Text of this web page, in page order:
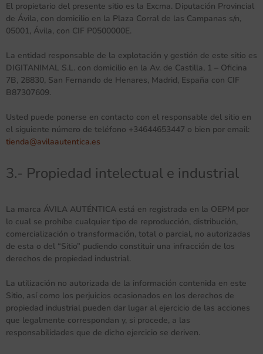
El propietario del presente sitio es la Excma. Diputación Provincial
de Ávila, con domicilio en la Plaza Corral de las Campanas s/n,
05001, Ávila, con CIF P0500000E.
La entidad responsable de la explotación y gestión de este sitio es
DIGITANIMAL S.L. con domicilio en la Av. de Castilla, 1 – Oficina
7B, 28830, San Fernando de Henares, Madrid, España con CIF
B87307609.
Usted puede ponerse en contacto con el responsable del sitio en
el siguiente número de teléfono +34644653447 o bien por email:
tienda@avilaautentica.es
3.- Propiedad intelectual e industrial
La marca ÁVILA AUTÉNTICA está en registrada en la OEPM por
lo cual se prohíbe cualquier tipo de reproducción, distribución,
comercialización o transformación, total o parcial, no autorizadas
de esta o del “Sitio” pudiendo constituir una infracción de los
derechos de propiedad industrial.
La utilización no autorizada de la información contenida en este
Sitio, así como los perjuicios ocasionados en los derechos de
propiedad industrial pueden dar lugar al ejercicio de las acciones
que legalmente correspondan y, si procede, a las
responsabilidades que de dicho ejercicio se deriven.